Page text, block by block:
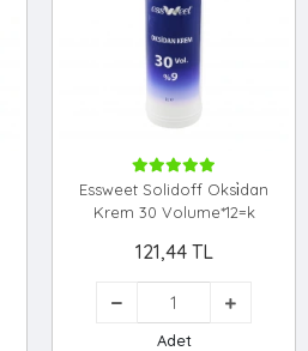
Essweet Solidoff Oksi̇dan
Krem 30 Volume*12=k
121,44 TL
Adet